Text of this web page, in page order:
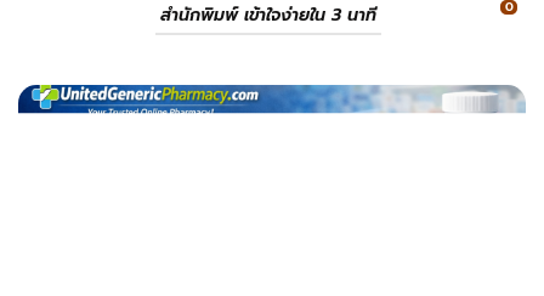
สำนักพิมพ์ เข้าใจง่ายใน 3 นาที 0